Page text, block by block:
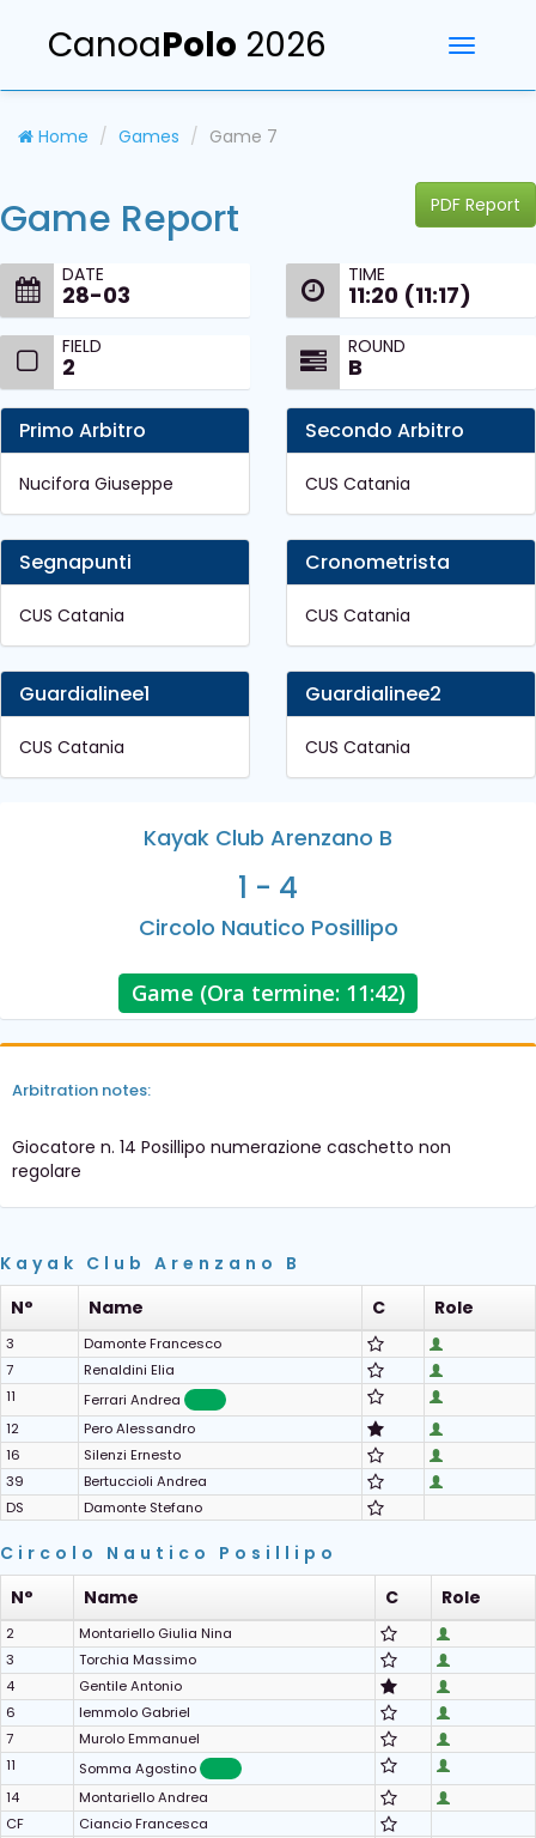
Toggle
CanoaPolo 2026
Home Games Game 7
PDF Report
Game Report
DATE
28-03
TIME
11:20 (11:17)
FIELD
2
ROUND
B
Primo Arbitro
Nucifora Giuseppe
Secondo Arbitro
CUS Catania
Segnapunti
CUS Catania
Cronometrista
CUS Catania
Guardialinee1
CUS Catania
Guardialinee2
CUS Catania
Kayak Club Arenzano B
1 - 4
Circolo Nautico Posillipo
Game (Ora termine: 11:42)
Arbitration notes:
Giocatore n. 14 Posillipo numerazione caschetto non
regolare
Kayak Club Arenzano B
N°
Name C Role
3
Damonte Francesco
7
Renaldini Elia
11
Ferrari Andrea
12
Pero Alessandro
16
Silenzi Ernesto
39
Bertuccioli Andrea
DS
Damonte Stefano
Circolo Nautico Posillipo
N°
Name C Role
2
Montariello Giulia Nina
3
Torchia Massimo
4
Gentile Antonio
6
Iemmolo Gabriel
7
Murolo Emmanuel
11
Somma Agostino
14
Montariello Andrea
CF
Ciancio Francesca